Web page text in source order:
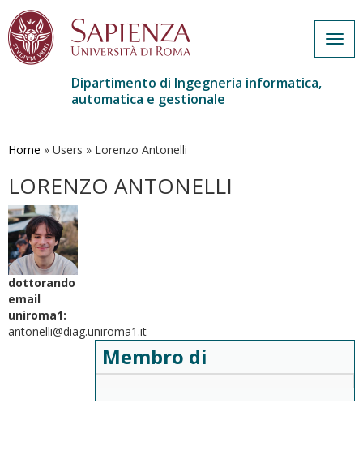
contenuto
Dipartimento di Ingegneria informatica,
automatica e gestionale
Home » Users » Lorenzo Antonelli
LORENZO ANTONELLI
dottorando
email
uniroma1:
antonelli@diag.uniroma1.it
Membro di